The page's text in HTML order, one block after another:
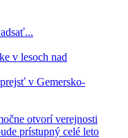
v lesoch nad
v Gemersko-
otvorí verejnosti
prístupný celé leto